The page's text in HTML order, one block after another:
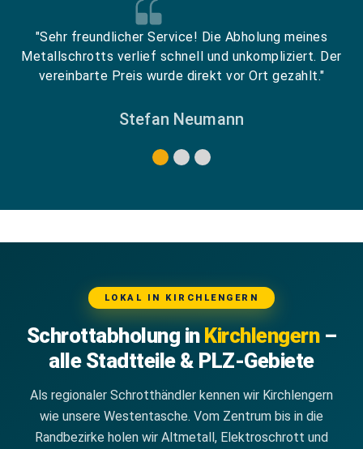
"Sehr freundlicher Service! Die Abholung meines
Metallschrotts verlief schnell und unkompliziert. Der
vereinbarte Preis wurde direkt vor Ort gezahlt."
Stefan Neumann
LOKAL IN KIRCHLENGERN
Schrottabholung in Kirchlengern–
alle Stadtteile & PLZ-Gebiete
Als regionaler Schrotthändler kennen wir Kirchlengern
wie unsere Westentasche. Vom Zentrum bis in die
Randbezirke holen wir Altmetall, Elektroschrott und